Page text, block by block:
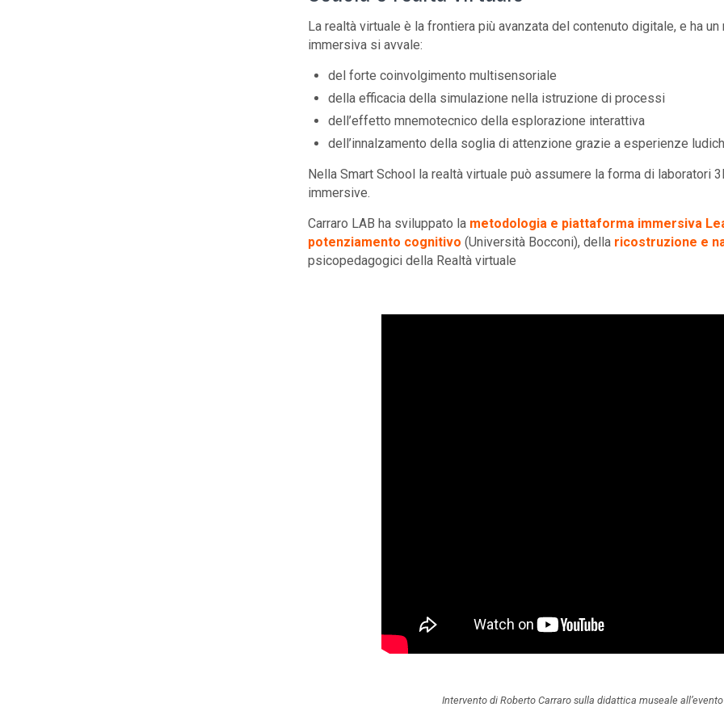
La realtà virtuale è la frontiera più avanzata del contenuto digitale, e ha
immersiva si avvale:
del forte coinvolgimento multisensoriale
della efficacia della simulazione nella istruzione di processi
dell’effetto mnemotecnico della esplorazione interattiva
dell’innalzamento della soglia di attenzione grazie a esperienze
Nella Smart School la realtà virtuale può assumere la forma di laboratori
immersive.
Carraro LAB ha sviluppato la metodologia e piattaforma immersiva
potenziamento cognitivo (Università Bocconi), della ricostruzione e
psicopedagogici della Realtà virtuale
Intervento di Roberto Carraro sulla didattica museale